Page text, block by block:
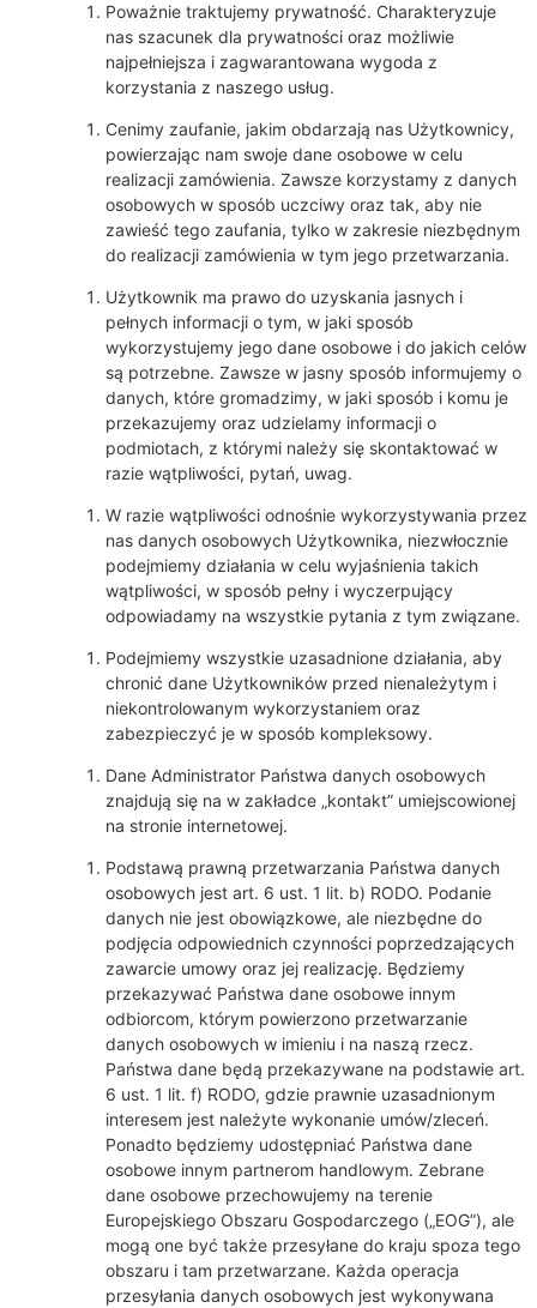
Poważnie traktujemy prywatność. Charakteryzuje
nas szacunek dla prywatności oraz możliwie
najpełniejsza i zagwarantowana wygoda z
korzystania z naszego usług.
Cenimy zaufanie, jakim obdarzają nas Użytkownicy,
powierzając nam swoje dane osobowe w celu
realizacji zamówienia. Zawsze korzystamy z danych
osobowych w sposób uczciwy oraz tak, aby nie
zawieść tego zaufania, tylko w zakresie niezbędnym
do realizacji zamówienia w tym jego przetwarzania.
Użytkownik ma prawo do uzyskania jasnych i
pełnych informacji o tym, w jaki sposób
wykorzystujemy jego dane osobowe i do jakich celów
są potrzebne. Zawsze w jasny sposób informujemy o
danych, które gromadzimy, w jaki sposób i komu je
przekazujemy oraz udzielamy informacji o
podmiotach, z którymi należy się skontaktować w
razie wątpliwości, pytań, uwag.
W razie wątpliwości odnośnie wykorzystywania przez
nas danych osobowych Użytkownika, niezwłocznie
podejmiemy działania w celu wyjaśnienia takich
wątpliwości, w sposób pełny i wyczerpujący
odpowiadamy na wszystkie pytania z tym związane.
Podejmiemy wszystkie uzasadnione działania, aby
chronić dane Użytkowników przed nienależytym i
niekontrolowanym wykorzystaniem oraz
zabezpieczyć je w sposób kompleksowy.
Dane Administrator Państwa danych osobowych
znajdują się na w zakładce „kontakt” umiejscowionej
na stronie internetowej.
Podstawą prawną przetwarzania Państwa danych
osobowych jest art. 6 ust. 1 lit. b) RODO. Podanie
danych nie jest obowiązkowe, ale niezbędne do
podjęcia odpowiednich czynności poprzedzających
zawarcie umowy oraz jej realizację. Będziemy
przekazywać Państwa dane osobowe innym
odbiorcom, którym powierzono przetwarzanie
danych osobowych w imieniu i na naszą rzecz.
Państwa dane będą przekazywane na podstawie art.
6 ust. 1 lit. f) RODO, gdzie prawnie uzasadnionym
interesem jest należyte wykonanie umów/zleceń.
Ponadto będziemy udostępniać Państwa dane
osobowe innym partnerom handlowym. Zebrane
dane osobowe przechowujemy na terenie
Europejskiego Obszaru Gospodarczego („EOG”), ale
mogą one być także przesyłane do kraju spoza tego
obszaru i tam przetwarzane. Każda operacja
przesyłania danych osobowych jest wykonywana